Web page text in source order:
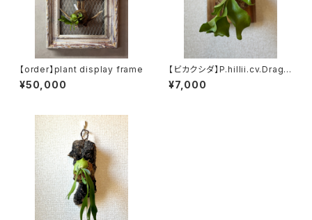
【order】plant display frame
¥50,000
【ビカクシダ】P.hillii.cv.Drago
n ヒリードラゴン p_dra_2
¥7,000